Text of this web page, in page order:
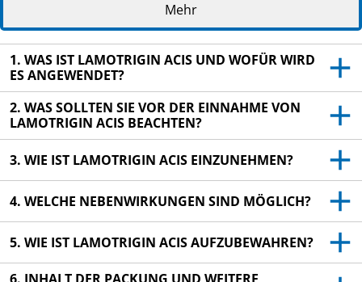
Dieses Arzneimittel wurde Ihnen persönlich
verschrieben. Geben Sie es nicht an Dritte weiter.
Es kann anderen Menschen schaden, auch wenn
diese die gleichen Beschwerden haben wie Sie.
Wenn Sie Nebenwirkungen bemerken, wenden Sie
sich an Ihren Arzt oder Apotheker. Dies gilt auch
für Nebenwirkungen, die nicht in dieser
Packungsbeilage angegeben sind. Siehe Abschnitt
4.
Mehr
1. WAS IST LAMOTRIGIN ACIS UND WOFÜR WIRD
ES ANGEWENDET?
2. WAS SOLLTEN SIE VOR DER EINNAHME VON
LAMOTRIGIN ACIS BEACHTEN?
3. WIE IST LAMOTRIGIN ACIS EINZUNEHMEN?
4. WELCHE NEBENWIRKUNGEN SIND MÖGLICH?
5. WIE IST LAMOTRIGIN ACIS AUFZUBEWAHREN?